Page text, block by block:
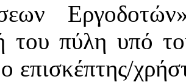
του πύλη υπό
επισκέπτης/